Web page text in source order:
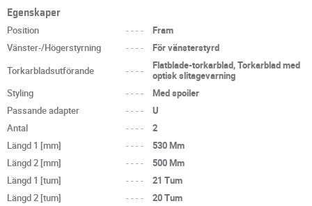
Egenskaper
Position ----
Fram
Vänster-/Högerstyrning
----
För vänsterstyrd
Torkarbladsutförande
----
Flatblade-torkarblad, Torkarblad med
optisk slitagevarning
Styling
----
Med spoiler
Passande adapter
----
U
Antal
----
2
Längd 1 [mm]
----
530 Mm
Längd 2 [mm]
----
500 Mm
Längd 1 [tum]
----
21 Tum
Längd 2 [tum]
---- 20 Tum